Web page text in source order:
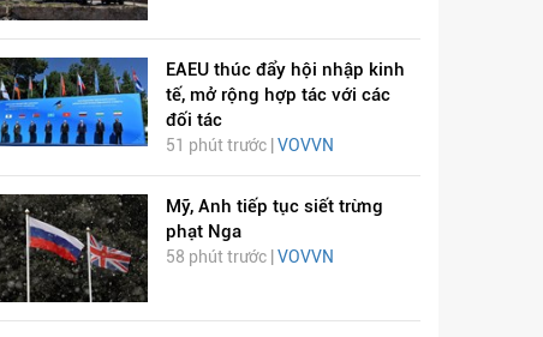
EAEU thúc đẩy hội nhập kinh
tế, mở rộng hợp tác với các
đối tác
51 phút trước | VOVVN
Mỹ, Anh tiếp tục siết trừng
phạt Nga
58 phút trước | VOVVN